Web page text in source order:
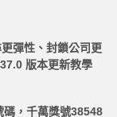
彈性、封鎖公司更
版本更新教學
碼，千萬獎號38548